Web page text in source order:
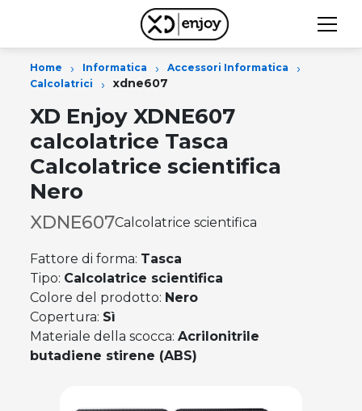
Home › Informatica › Accessori Informatica ›
Calcolatrici › xdne607
XD Enjoy XDNE607
calcolatrice Tasca
Calcolatrice scientifica
Nero
XDNE607Calcolatrice scientifica
Fattore di forma: Tasca
Tipo: Calcolatrice scientifica
Colore del prodotto: Nero
Copertura: Sì
Materiale della scocca:Acrilonitrile
butadiene stirene (ABS)